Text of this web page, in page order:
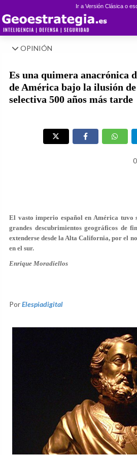
Ir a Versión Clásica o
OPINIÓN
Es una quimera anacrónica
de América bajo la ilusión
selectiva 500 años más tarde
El vasto imperio español en América tuvo
grandes descubrimientos geográficos de
extenderse desde la Alta California, por el
en el sur.
Enrique Moradiellos
PorElespiadigital